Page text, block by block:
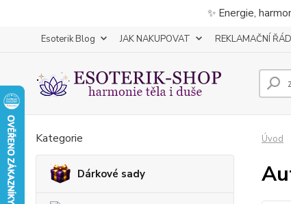
✨ Energie,
Esoterik Blog JAK NAKUPOVAT REKLAMAČNÍ ŘÁD
Kategorie
Dárkové sady
Úvod